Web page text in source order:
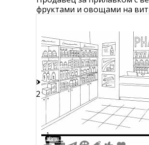
фруктами и овощами на
12
1